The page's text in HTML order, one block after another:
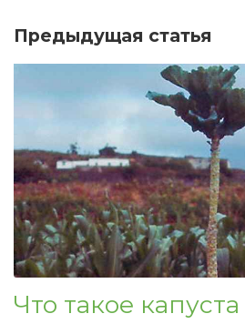
Предыдущая статья
Что такое